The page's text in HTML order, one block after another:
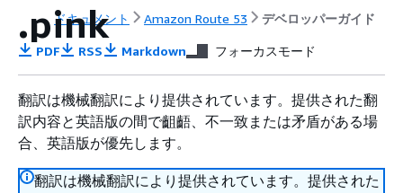
ドキュメント Amazon Route 53 デベロッパーガイド
.pink
PDF RSS Markdown フォーカスモード
翻訳は機械翻訳により提供されています。提供された翻
訳内容と英語版の間で齟齬、不一致または矛盾がある場
合、英語版が優先します。
翻訳は機械翻訳により提供されています。提供された